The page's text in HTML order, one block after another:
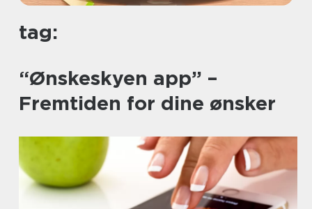
tag:
“Ønskeskyen app” –
Fremtiden for dine ønsker